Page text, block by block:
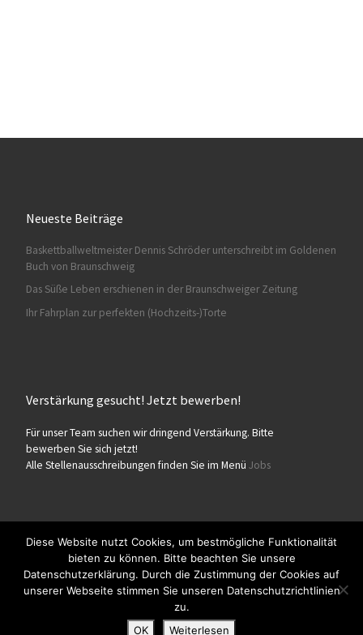
Neueste Beiträge
Baskettballweltmeister Dennis Schröder unterschreibt im Goldenen
Buch von Braunschweig
Das Süße Leben erschienen in der Braunschweiger Zeitung
Ihr Fahrplan zur perfekten (Hochzeits-)Torte
Verstärkung gesucht! Jetzt bewerben!
Für unser Team suchen wir dringend Verstärkung. Bitte
bewerben Sie sich jetzt!
Alle Stellenausschreibungen finden Sie im Menü Jobs
© 2026Konditorei Süßes Leben– Alle Rechte vorbehalten
Präsentiert von WP – Entworfen mit demCustomizr-Theme
Diese Website nutzt Cookies, um bestmögliche Funktionalität
bieten zu können. Bitte beachten Sie unsere
Datenschutzerklärung. Durch die Zustimmung der Cookies auf
unserer Webseite stimmen Sie unseren Datenschutzrichtlinien
zu.
OK
Weiterlesen